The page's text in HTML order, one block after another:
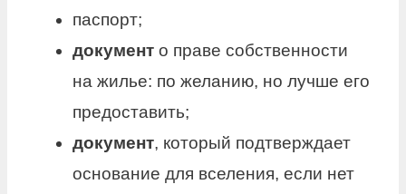
паспорт;
документ о праве собственности
на жилье: по желанию, но лучше его
предоставить;
документ, который подтверждает
основание для вселения, если нет